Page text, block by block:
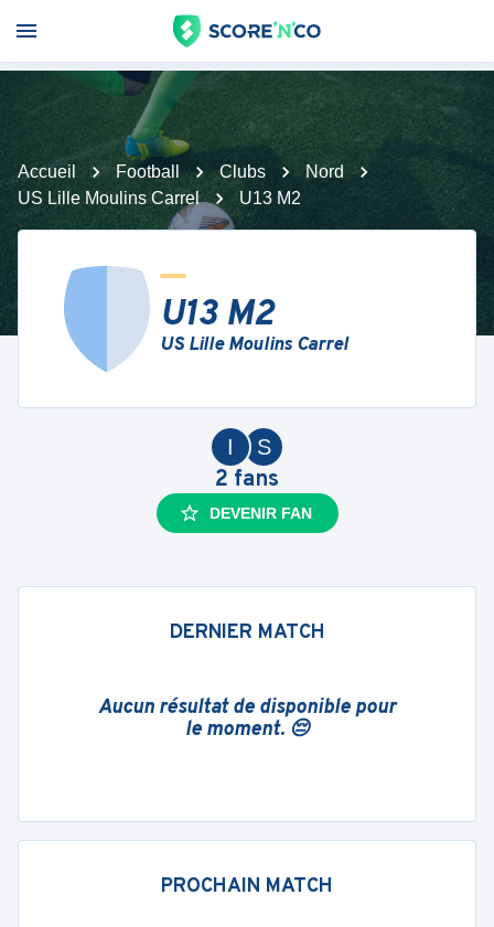
Accueil Football Clubs
Nord
US Lille Moulins Carrel
U13 M2
U13 M2
US Lille Moulins Carrel
S
I
2 fans
DEVENIR FAN
DERNIER MATCH
Aucun résultat de disponible pour
le moment. 😔
PROCHAIN MATCH